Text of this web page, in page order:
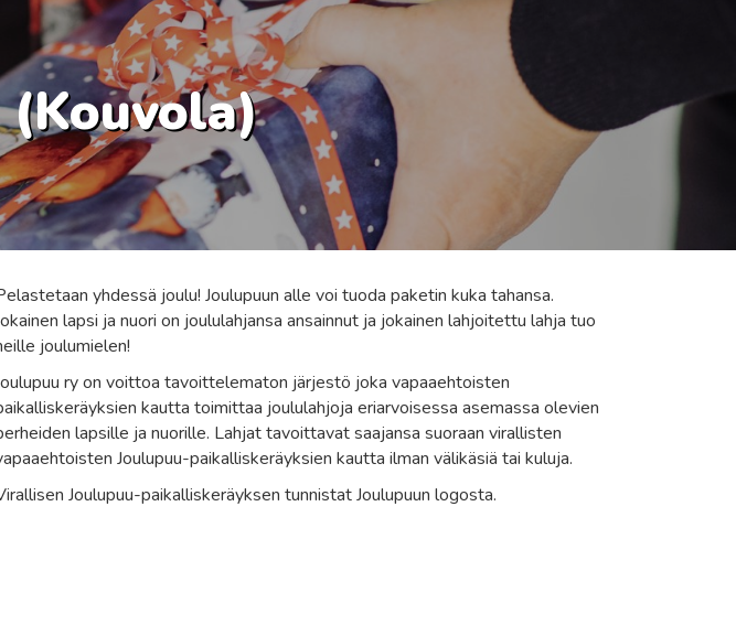
yhdessä joulu! Joulupuun alle voi tuoda paketin kuka tahansa.
lapsi ja nuori on joululahjansa ansainnut ja jokainen lahjoitettu lahja tuo
joulumielen!
ry on voittoa tavoittelematon järjestö joka vapaaehtoisten
kautta toimittaa joululahjoja eriarvoisessa asemassa olevien
lapsille ja nuorille. Lahjat tavoittavat saajansa suoraan virallisten
Joulupuu-paikalliskeräyksien kautta ilman välikäsiä tai kuluja.
Joulupuu-paikalliskeräyksen tunnistat Joulupuun logosta.